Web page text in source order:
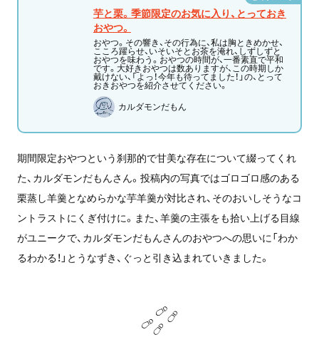
芋と栗。季節限定のお気に入り、とっておき
おやつ。
おやつ。その響き、その行為に、私は胸ときめかせ、
こころ躍らせ、いそいそとお茶を淹れ、しずしずと
おやつを味わう。おやつの時間が、一番素直で平和
です。大好きおやつは数ありますが、この時期しか
戴けない、「よっ！今年も待ってました！」の、とって
おきおやつを紹介させてください。
カルダモンだもん
期間限定おやつという刹那的で甘美な存在について綴ってくれ
た、カルダモンだもんさん。投稿内の写真ではゴロゴロ感のある
栗蒸し羊羹となめらかな芋羊羹が対比され、そのおいしそうなコ
ントラストにくぎ付けに。 また、羊羹の主張をも拾い上げる目線
がユニークで、カルダモンだもんさんのおやつへの思いに「わか
るわかる！」とうなずき、ぐっと引き込まれていきました。